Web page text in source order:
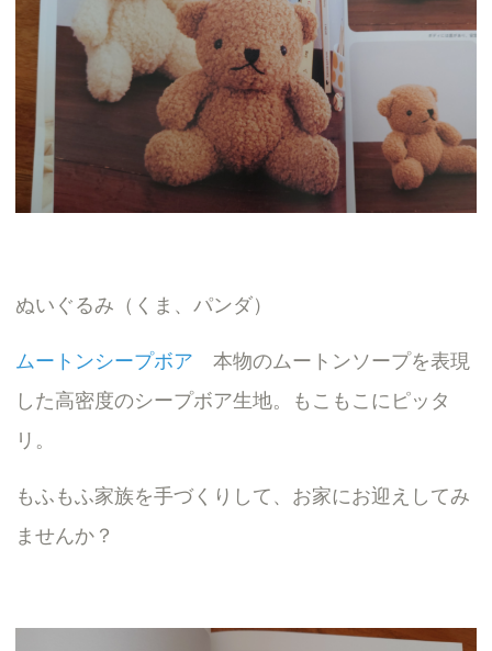
ぬいぐるみ（くま、パンダ）
ムートンシープボア 本物のムートンソープを表現
した高密度のシープボア生地。もこもこにピッタ
リ。
もふもふ家族を手づくりして、お家にお迎えしてみ
ませんか？